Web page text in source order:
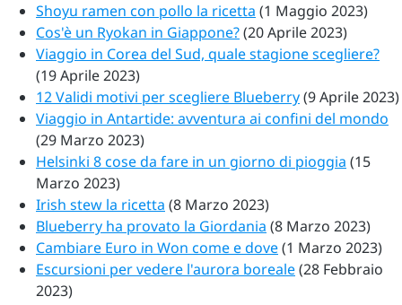
Shoyu ramen con pollo la ricetta (1 Maggio 2023)
Cos'è un Ryokan in Giappone?(20 Aprile 2023)
Viaggio in Corea del Sud, quale stagione scegliere?
(19 Aprile 2023)
12 Validi motivi per scegliere Blueberry(9 Aprile 2023)
Viaggio in Antartide: avventura ai confini del mondo
(29 Marzo 2023)
Helsinki 8 cose da fare in un giorno di pioggia (15
Marzo 2023)
Irish stew la ricetta (8 Marzo 2023)
Blueberry ha provato la Giordania (8 Marzo 2023)
Cambiare Euro in Won come e dove(1 Marzo 2023)
Escursioni per vedere l'aurora boreale(28 Febbraio
2023)